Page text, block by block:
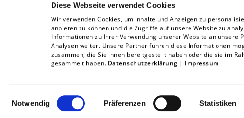
Diese Webseite verwendet Cookies
Wir verwenden Cookies, um Inhalte und Anzeigen zu
anbieten zu können und die Zugriffe auf unsere Website zu
Informationen zu Ihrer Verwendung unserer Website an unsere
Analysen weiter. Unsere Partner führen diese Informationen
zusammen, die Sie ihnen bereitgestellt haben oder die sie im
gesammelt haben. Datenschutzerklärung | Impressum
Einwilligungsauswahl
Notwendig Präferenzen Statistiken